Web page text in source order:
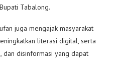
Tabalong.
juga mengajak masyarakat
literasi digital, serta
dan disinformasi yang dapat